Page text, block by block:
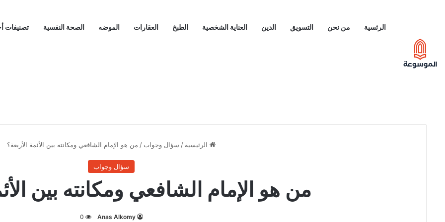
الرئسية من نحن التسويق الدين العناية الشخصية الطبخ العقارات الموضه الصحة النفسية تصنيفات
الرئيسية / سؤال وجواب / من هو الإمام الشافعي ومكانته بين الأئمة الأربعة؟
سؤال وجواب
من هو الإمام الشافعي ومكانته بين
Anas Alkomy
0